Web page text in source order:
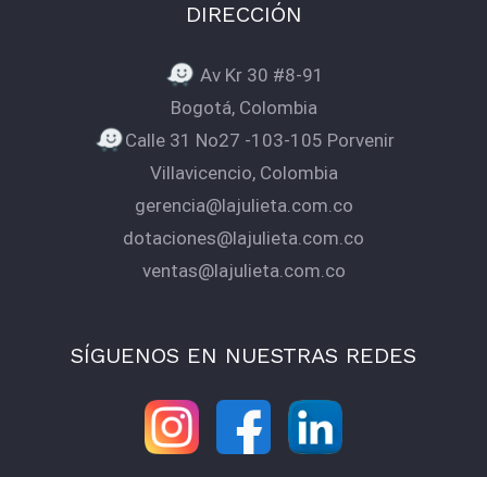
DIRECCIÓN
Av Kr 30 #8-91
Bogotá, Colombia
Calle 31 No27 -103-105 Porvenir
Villavicencio, Colombia
gerencia@lajulieta.com.co
dotaciones@lajulieta.com.co
ventas@lajulieta.com.co
SÍGUENOS EN NUESTRAS REDES